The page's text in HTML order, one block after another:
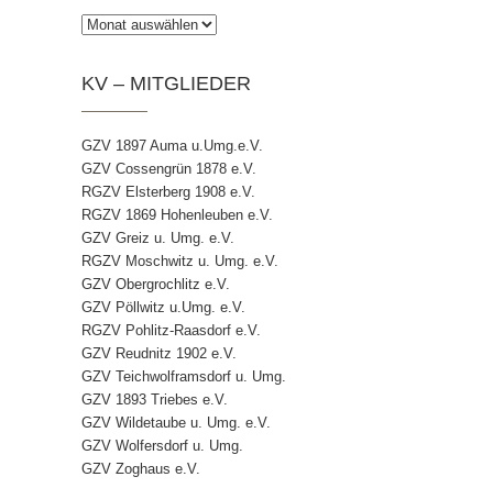
Archiv
KV – MITGLIEDER
GZV 1897 Auma u.Umg.e.V.
GZV Cossengrün 1878 e.V.
RGZV Elsterberg 1908 e.V.
RGZV 1869 Hohenleuben e.V.
GZV Greiz u. Umg. e.V.
RGZV Moschwitz u. Umg. e.V.
GZV Obergrochlitz e.V.
GZV Pöllwitz u.Umg. e.V.
RGZV Pohlitz-Raasdorf e.V.
GZV Reudnitz 1902 e.V.
GZV Teichwolframsdorf u. Umg.
GZV 1893 Triebes e.V.
GZV Wildetaube u. Umg. e.V.
GZV Wolfersdorf u. Umg.
GZV Zoghaus e.V.